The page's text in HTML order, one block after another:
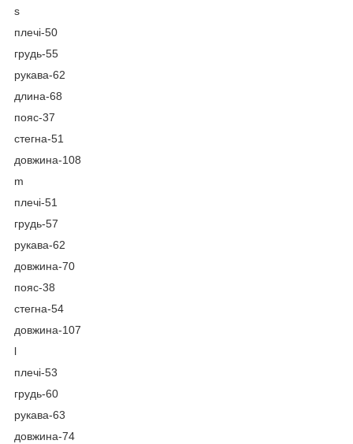
s
плечі-50
грудь-55
рукава-62
длина-68
пояс-37
стегна-51
довжина-108
m
плечі-51
грудь-57
рукава-62
довжина-70
пояс-38
стегна-54
довжина-107
l
плечі-53
грудь-60
рукава-63
довжина-74